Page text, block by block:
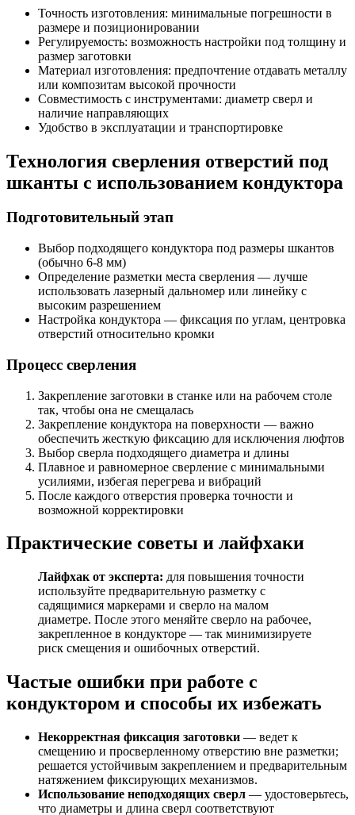
Точность изготовления: минимальные погрешности в
размере и позиционировании
Регулируемость: возможность настройки под толщину и
размер заготовки
Материал изготовления: предпочтение отдавать металлу
или композитам высокой прочности
Совместимость с инструментами: диаметр сверл и
наличие направляющих
Удобство в эксплуатации и транспортировке
Технология сверления отверстий под
шканты с использованием кондуктора
Подготовительный этап
Выбор подходящего кондуктора под размеры шкантов
(обычно 6-8 мм)
Определение разметки места сверления — лучше
использовать лазерный дальномер или линейку с
высоким разрешением
Настройка кондуктора — фиксация по углам, центровка
отверстий относительно кромки
Процесс сверления
Закрепление заготовки в станке или на рабочем столе
так, чтобы она не смещалась
Закрепление кондуктора на поверхности — важно
обеспечить жесткую фиксацию для исключения люфтов
Выбор сверла подходящего диаметра и длины
Плавное и равномерное сверление с минимальными
усилиями, избегая перегрева и вибраций
После каждого отверстия проверка точности и
возможной корректировки
Практические советы и лайфхаки
Лайфхак от эксперта: для повышения точности
используйте предварительную разметку с
садящимися маркерами и сверло на малом
диаметре. После этого меняйте сверло на рабочее,
закрепленное в кондукторе — так минимизируете
риск смещения и ошибочных отверстий.
Частые ошибки при работе с
кондуктором и способы их избежать
Некорректная фиксация заготовки — ведет к
смещению и просверленному отверстию вне разметки;
решается устойчивым закреплением и предварительным
натяжением фиксирующих механизмов.
Использование неподходящих сверл — удостоверьтесь,
что диаметры и длина сверл соответствуют